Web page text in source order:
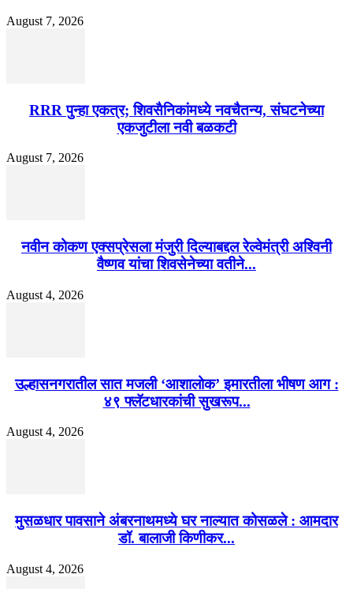
August 7, 2026
RRR पुन्हा एकत्र; शिवसैनिकांमध्ये नवचैतन्य, संघटनेच्या
एकजुटीला नवी बळकटी
August 7, 2026
नवीन कोकण एक्सप्रेसला मंजुरी दिल्याबद्दल रेल्वेमंत्री अश्विनी
वैष्णव यांचा शिवसेनेच्या वतीने...
August 4, 2026
उल्हासनगरातील सात मजली ‘आशालोक’ इमारतीला भीषण आग :
४९ फ्लॅटधारकांची सुखरूप...
August 4, 2026
मुसळधार पावसाने अंबरनाथमध्ये घर नाल्यात कोसळले : आमदार
डॉ. बालाजी किणीकर...
August 4, 2026